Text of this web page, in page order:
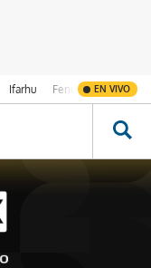
Ifarhu Fenómeno de El
EN VIVO